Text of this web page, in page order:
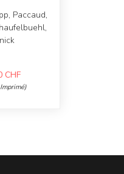
Paccaud,
CHF